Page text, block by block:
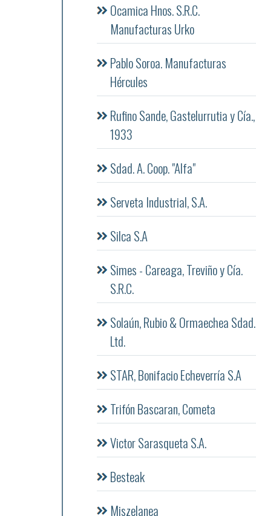
Ocamica Hnos. S.R.C.
Manufacturas Urko
Pablo Soroa. Manufacturas
Hércules
Rufino Sande, Gastelurrutia y Cía.,
1933
Sdad. A. Coop. "Alfa"
Serveta Industrial, S.A.
Silca S.A
Simes - Careaga, Treviño y Cía.
S.R.C.
Solaún, Rubio & Ormaechea Sdad.
Ltd.
STAR, Bonifacio Echeverría S.A
Trifón Bascaran, Cometa
Victor Sarasqueta S.A.
Besteak
Miszelanea